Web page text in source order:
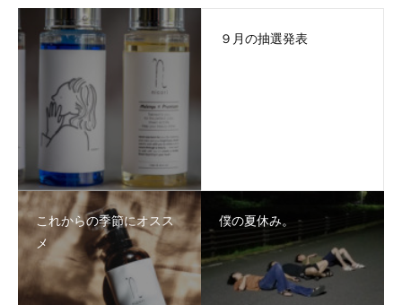
９月の抽選発表
これからの季節にオスス
メ
僕の夏休み。